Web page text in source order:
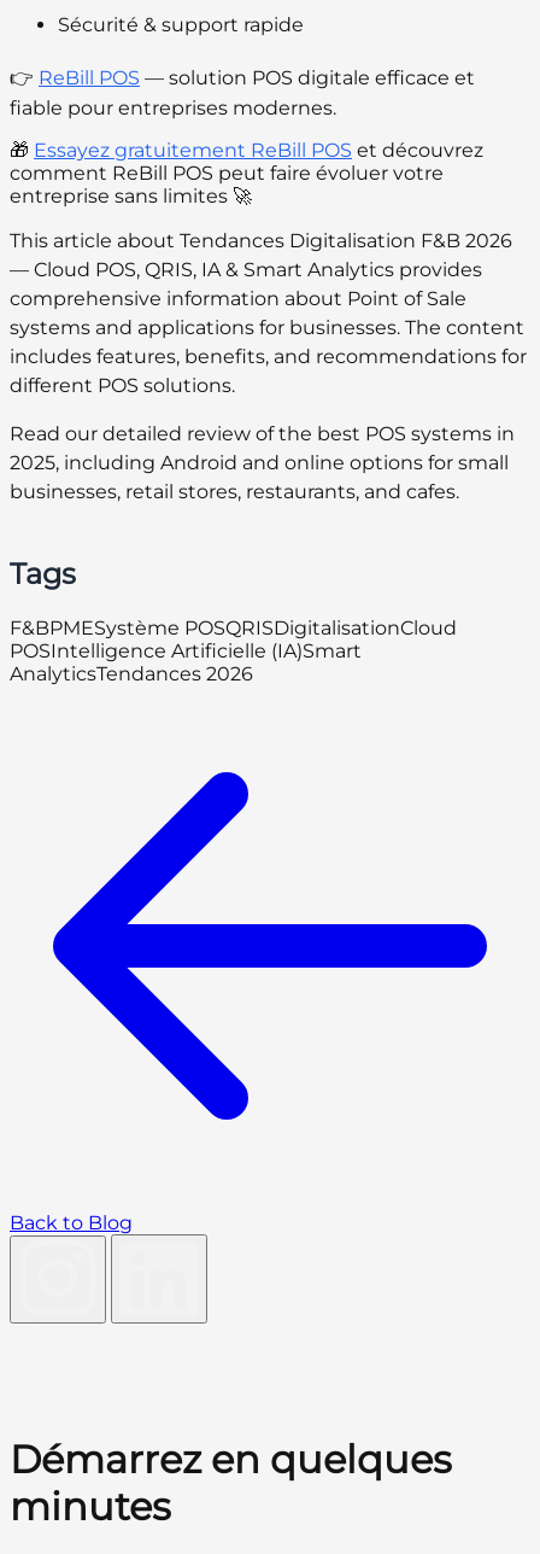
Sécurité & support rapide
👉 ReBill POS — solution POS digitale efficace et
fiable pour entreprises modernes.
🎁 Essayez gratuitement ReBill POS et découvrez
comment ReBill POS peut faire évoluer votre
entreprise sans limites 🚀
This article about Tendances Digitalisation F&B 2026
— Cloud POS, QRIS, IA & Smart Analytics provides
comprehensive information about Point of Sale
systems and applications for businesses. The content
includes features, benefits, and recommendations for
different POS solutions.
Read our detailed review of the best POS systems in
2025, including Android and online options for small
businesses, retail stores, restaurants, and cafes.
Tags
F&BPMESystème POSQRISDigitalisationCloud
POSIntelligence Artificielle (IA)Smart
AnalyticsTendances 2026
Back to Blog
Démarrez en quelques
minutes